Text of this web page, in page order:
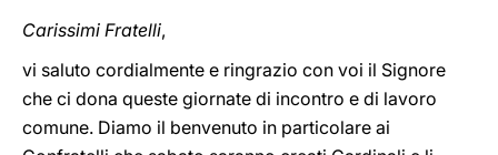
Carissimi Fratelli,
vi saluto cordialmente e ringrazio con voi il Signore
che ci dona queste giornate di incontro e di lavoro
comune. Diamo il benvenuto in particolare ai